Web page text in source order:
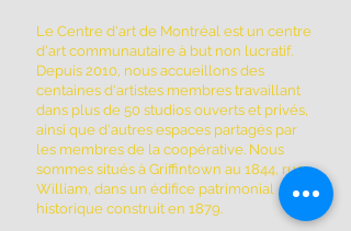
Le Centre d'art de Montréal est un centre
d'art communautaire à but non lucratif.
Depuis 2010, nous accueillons des
centaines d'artistes membres travaillant
dans plus de 50 studios ouverts et privés,
ainsi que d'autres espaces partagés par
les membres de la coopérative. Nous
sommes situés à Griffintown au 1844, rue
William, dans un édifice patrimonial
historique construit en 1879.